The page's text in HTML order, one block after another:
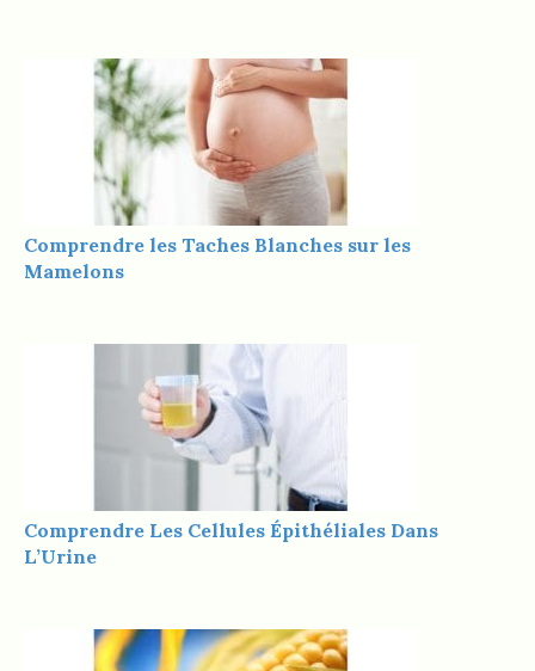
Comprendre les Taches Blanches sur les
Mamelons
Comprendre Les Cellules Épithéliales Dans
L’Urine